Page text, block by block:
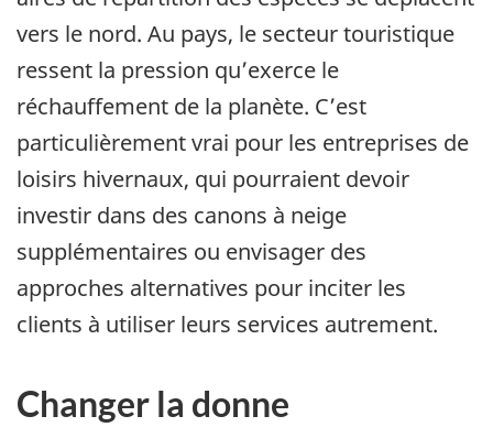
vers le nord. Au pays, le secteur touristique
ressent la pression qu’exerce le
réchauffement de la planète. C’est
particulièrement vrai pour les entreprises de
loisirs hivernaux, qui pourraient devoir
investir dans des canons à neige
supplémentaires ou envisager des
approches alternatives pour inciter les
clients à utiliser leurs services autrement.
Changer la donne